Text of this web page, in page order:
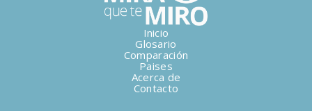
Inicio
Glosario
Comparación
Paises
Acerca de
Contacto